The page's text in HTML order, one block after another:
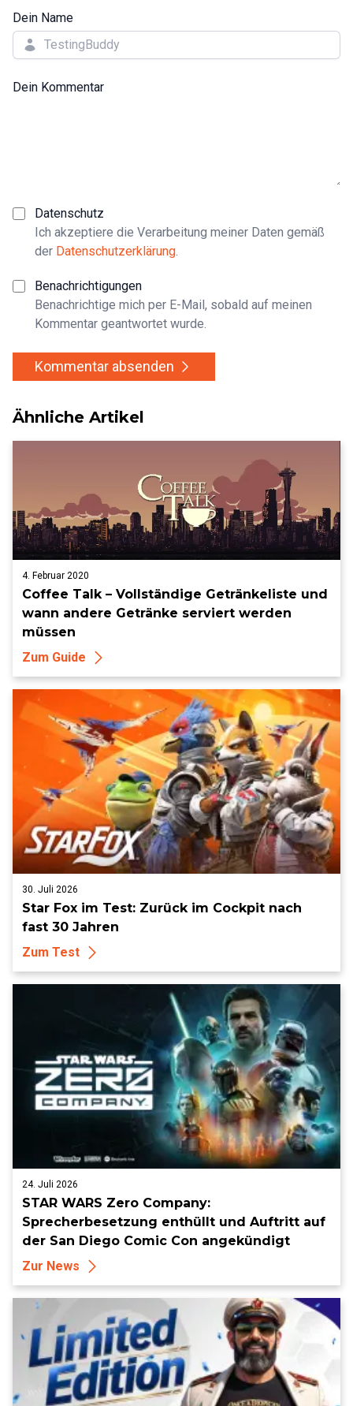
Dein Name
Dein Kommentar
Datenschutz
Ich akzeptiere die Verarbeitung meiner Daten gemäß
der Datenschutzerklärung.
Benachrichtigungen
Benachrichtige mich per E-Mail, sobald auf meinen
Kommentar geantwortet wurde.
Kommentar absenden
Ähnliche Artikel
4. Februar 2020
Coffee Talk – Vollständige Getränkeliste und
wann andere Getränke serviert werden
müssen
Zum Guide
30. Juli 2026
Star Fox im Test: Zurück im Cockpit nach
fast 30 Jahren
Zum Test
24. Juli 2026
STAR WARS Zero Company:
Sprecherbesetzung enthüllt und Auftritt auf
der San Diego Comic Con angekündigt
Zur News